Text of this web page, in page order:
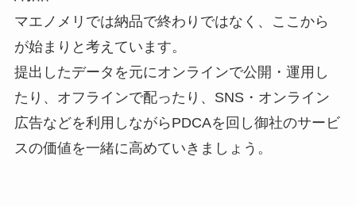
マエノメリでは納品で終わりではなく、ここから
が始まりと考えています。
提出したデータを元にオンラインで公開・運用し
たり、オフラインで配ったり、SNS・オンライン
広告などを利用しながらPDCAを回し御社のサービ
スの価値を一緒に高めていきましょう。